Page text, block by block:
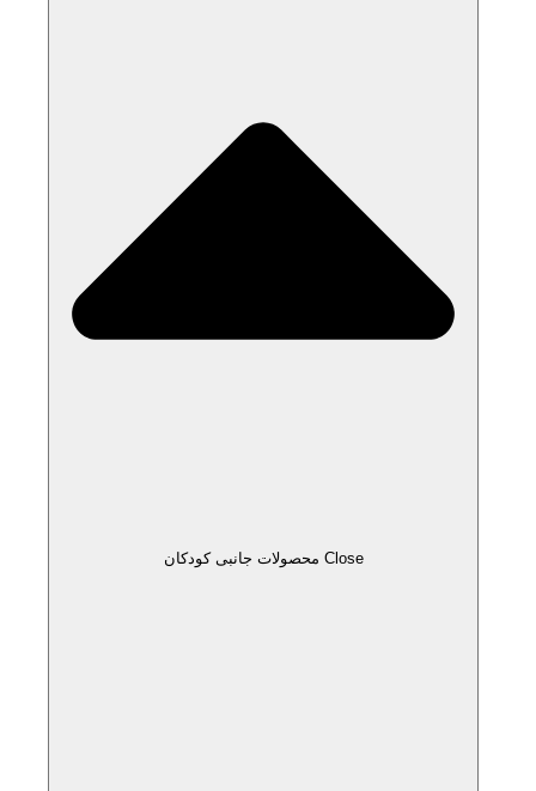
Close محصولات جانبی کودکان